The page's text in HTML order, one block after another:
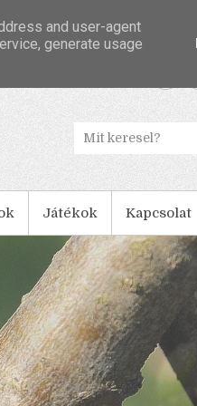
Játékok Kapcsolat
and user-agent
generate usage